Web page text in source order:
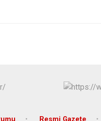
Resmi Gazete